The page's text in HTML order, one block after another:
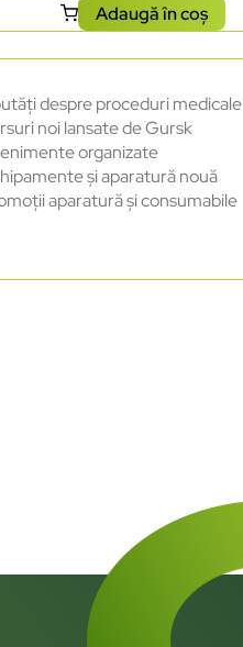
Adaugă în coș
despre proceduri medicale
noi lansate de Gursk
organizate
și aparatură nouă
aparatură și consumabile